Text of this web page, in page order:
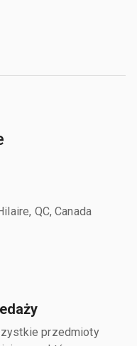
QC, Canada
przedmioty